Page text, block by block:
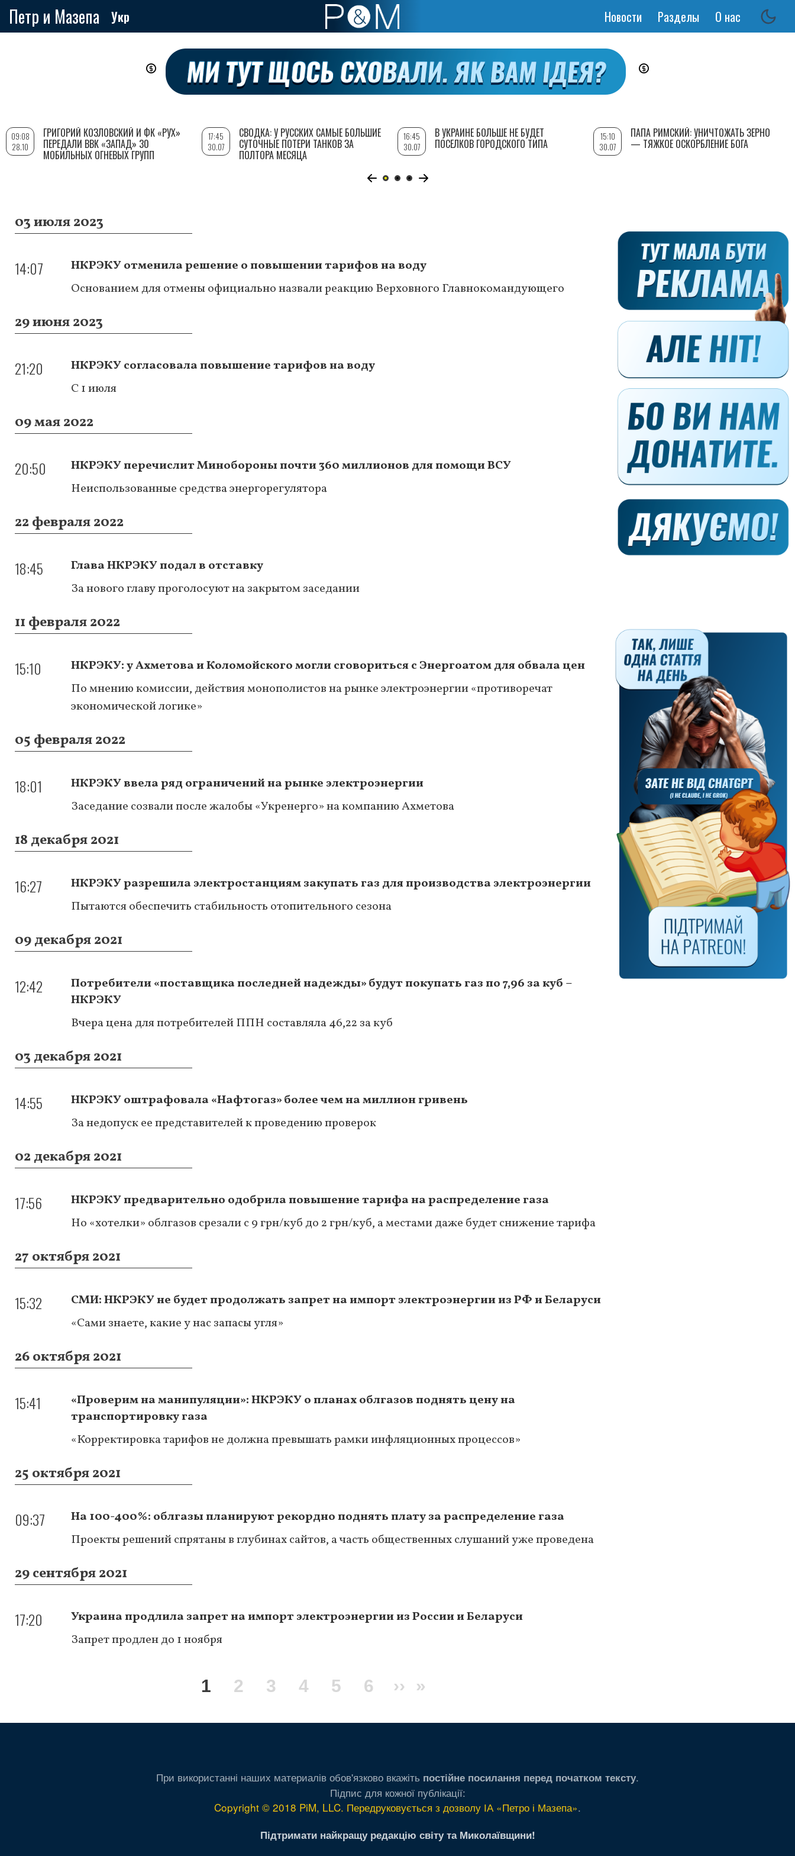
Петр и Мазепа Укр
Основная
Новости Разделы О нас
03 июля 2023
14:07
НКРЭКУ отменила решение о повышении тарифов на воду
Основанием для отмены официально назвали реакцию Верховного Главнокомандующего
29 июня 2023
21:20
НКРЭКУ согласовала повышение тарифов на воду
С 1 июля
09 мая 2022
20:50
НКРЭКУ перечислит Минобороны почти 360 миллионов для помощи ВСУ
Неиспользованные средства энергорегулятора
22 февраля 2022
18:45
Глава НКРЭКУ подал в отставку
За нового главу проголосуют на закрытом заседании
11 февраля 2022
15:10
НКРЭКУ: у Ахметова и Коломойского могли сговориться с Энергоатом для обвала цен
По мнению комиссии, действия монополистов на рынке электроэнергии «противоречат
экономической логике»
05 февраля 2022
18:01
НКРЭКУ ввела ряд ограничений на рынке электроэнергии
Заседание созвали после жалобы «Укренерго» на компанию Ахметова
18 декабря 2021
16:27
НКРЭКУ разрешила электростанциям закупать газ для производства электроэнергии
Пытаются обеспечить стабильность отопительного сезона
09 декабря 2021
12:42
Потребители «поставщика последней надежды» будут покупать газ по 7,96 за куб –
НКРЭКУ
Вчера цена для потребителей ППН составляла 46,22 за куб
03 декабря 2021
14:55
НКРЭКУ оштрафовала «Нафтогаз» более чем на миллион гривень
За недопуск ее представителей к проведению проверок
02 декабря 2021
17:56
НКРЭКУ предварительно одобрила повышение тарифа на распределение газа
Но «хотелки» облгазов срезали с 9 грн/куб до 2 грн/куб, а местами даже будет снижение тарифа
27 октября 2021
15:32
СМИ: НКРЭКУ не будет продолжать запрет на импорт электроэнергии из РФ и Беларуси
«Сами знаете, какие у нас запасы угля»
26 октября 2021
15:41
«Проверим на манипуляции»: НКРЭКУ о планах облгазов поднять цену на
транспортировку газа
«Корректировка тарифов не должна превышать рамки инфляционных процессов»
25 октября 2021
09:37
На 100-400%: облгазы планируют рекордно поднять плату за распределение газа
Проекты решений спрятаны в глубинах сайтов, а часть общественных слушаний уже проведена
29 сентября 2021
17:20
Украина продлила запрет на импорт электроэнергии из России и Беларуси
Запрет продлен до 1 ноября
Текущая
1 Page
2 Page
3 Page
4 Page
5 Page
6
Следующая
››
Последняя
»
09:08
28.10
ГРИГОРИЙ КОЗЛОВСКИЙ И ФК «РУХ»
ПЕРЕДАЛИ ВВК «ЗАПАД» 30
МОБИЛЬНЫХ ОГНЕВЫХ ГРУПП
17:45
30.07
СВОДКА: У РУССКИХ САМЫЕ БОЛЬШИЕ
СУТОЧНЫЕ ПОТЕРИ ТАНКОВ ЗА
ПОЛТОРА МЕСЯЦА
16:45
30.07
В УКРАИНЕ БОЛЬШЕ НЕ БУДЕТ
ПОСЕЛКОВ ГОРОДСКОГО ТИПА
15:10
30.07
ПАПА РИМСКИЙ: УНИЧТОЖАТЬ ЗЕРНО
— ТЯЖКОЕ ОСКОРБЛЕНИЕ БОГА
При використанні наших материалів обов'язково вкажіть постійне посилання перед початком тексту.
Підпис для кожної публікації:
Copyright © 2018 PiM, LLC. Передруковується з дозволу ІА «Петро і Мазепа».
Підтримати найкращу редакцію світу та Миколаївщини!